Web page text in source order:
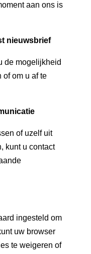
aan ons is
nieuwsbrief
de mogelijkheid
of om u af te
of uzelf uit
kunt u contact
ingesteld om
uw browser
te weigeren of